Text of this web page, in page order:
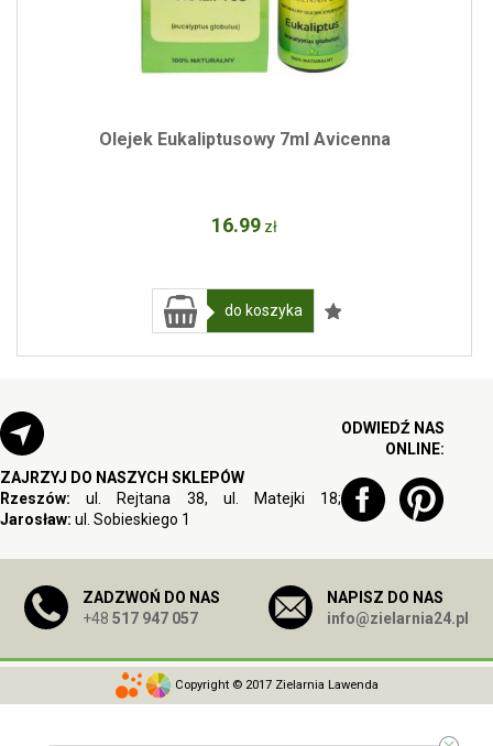
Olejek Eukaliptusowy 7ml Avicenna
16.99 zł
do koszyka
ZAJRZYJ DO NASZYCH SKLEPÓW
Rzeszów: ul. Rejtana 38, ul. Matejki 18;
Jarosław: ul. Sobieskiego 1
ODWIEDŹ NAS
ONLINE:
ZADZWOŃ DO NAS
+48 517 947 057
NAPISZ DO NAS
info@zielarnia24.pl
Copyright © 2017 Zielarnia Lawenda